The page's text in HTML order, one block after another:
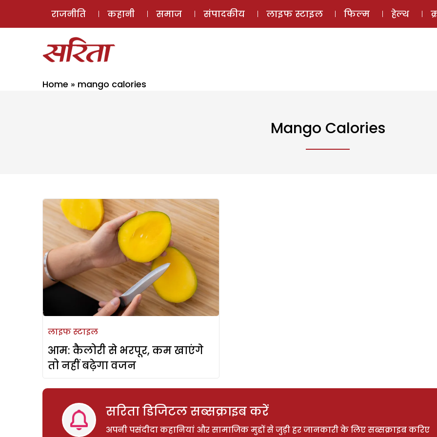
ई-मैगज़ीन
राजनीति कहानी समाज संपादकीय लाइफ स्टाइल फिल्म हेल्थ
Home » mango calories
Mango Calories
लाइफ स्टाइल
आम: कैलोरी से भरपूर, कम खाएंगे
तो नहीं बढ़ेगा वजन
सरिता डिजिटल सब्सक्राइब करें
अपनी पसंदीदा कहानियां और सामाजिक मुद्दों से जुड़ी हर जानकारी के लिए सब्सक्राइब करिए